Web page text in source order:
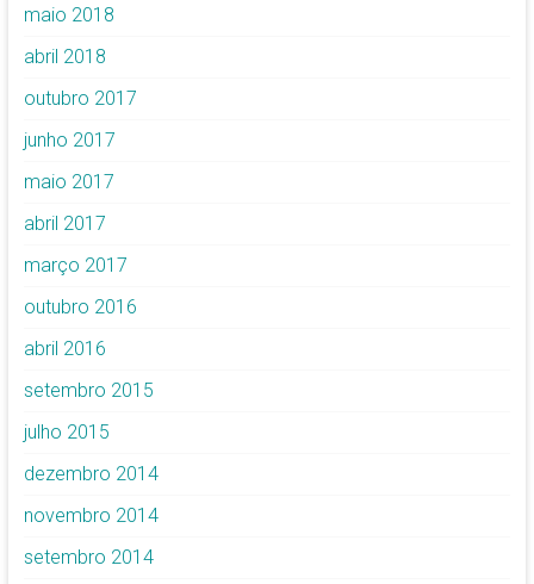
maio 2018
abril 2018
outubro 2017
junho 2017
maio 2017
abril 2017
março 2017
outubro 2016
abril 2016
setembro 2015
julho 2015
dezembro 2014
novembro 2014
setembro 2014